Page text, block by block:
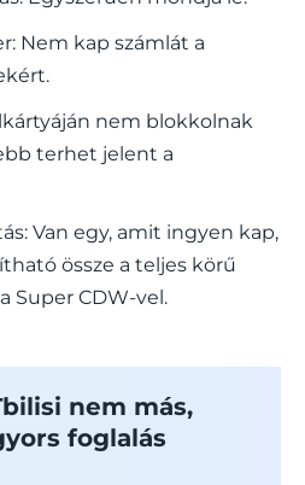
Nem kap számlát a
nem blokkolnak
terhet jelent a
Van egy, amit ingyen kap,
össze a teljes körű
Super CDW-vel.
nem más,
foglalás